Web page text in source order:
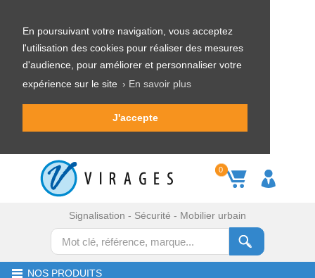
En poursuivant votre navigation, vous acceptez
l'utilisation des cookies pour réaliser des mesures
d'audience, pour améliorer et personnaliser votre
expérience sur le site › En savoir plus
J'accepte
0
Signalisation - Sécurité - Mobilier urbain
NOS PRODUITS